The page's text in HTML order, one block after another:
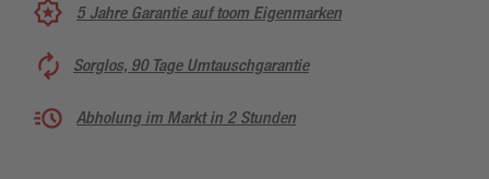
5 Jahre Garantie auf toom Eigenmarken
Sorglos, 90 Tage Umtauschgarantie
Abholung im Markt in 2 Stunden